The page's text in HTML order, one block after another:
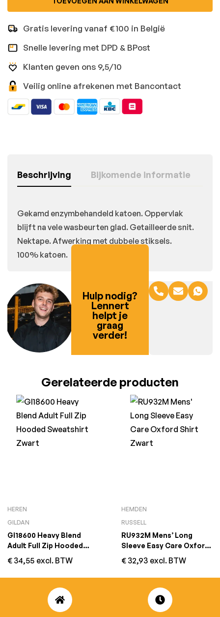
Gratis levering vanaf €100 in België
Snelle levering met DPD & BPost
Klanten geven ons 9,5/10
Veilig online afrekenen met Bancontact
Beschrijving Bijkomende informatie
Gekamd enzymbehandeld katoen. Oppervlak
blijft na vele wasbeurten glad. Getailleerde snit.
Nektape. Afwerking met dubbele stiksels.
100% katoen.
Hulp nodig?
Lennert
helpt je
graag
verder!
Gerelateerde producten
HEREN
GILDAN
GI18600 Heavy Blend
Adult Full Zip Hooded
Sweatshirt Zwart
€ 34,55 excl. BTW
HEMDEN
RUSSELL
RU932M Mens’ Long
Sleeve Easy Care Oxford
Shirt Zwart
€ 32,93 excl. BTW